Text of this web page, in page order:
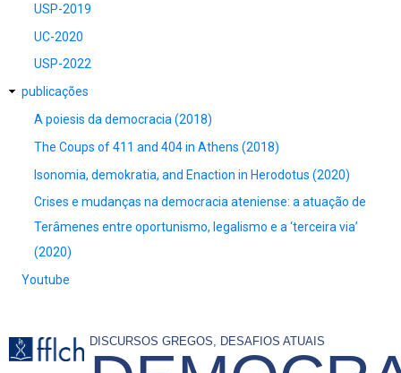
USP-2019
UC-2020
USP-2022
publicações
A poiesis da democracia (2018)
The Coups of 411 and 404 in Athens (2018)
Isonomia, demokratia, and Enaction in Herodotus (2020)
Crises e mudanças na democracia ateniense: a atuação de
Terâmenes entre oportunismo, legalismo e a ‘terceira via’
(2020)
Youtube
DISCURSOS GREGOS, DESAFIOS ATUAIS